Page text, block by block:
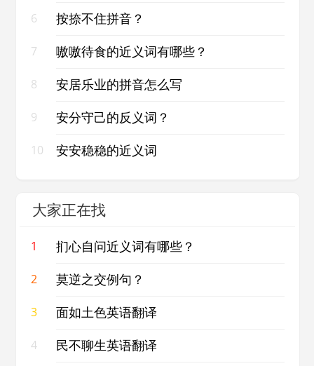
6 按捺不住拼音？
7 嗷嗷待食的近义词有哪些？
8 安居乐业的拼音怎么写
9 安分守己的反义词？
10 安安稳稳的近义词
大家正在找
1 扪心自问近义词有哪些？
2 莫逆之交例句？
3 面如土色英语翻译
4 民不聊生英语翻译